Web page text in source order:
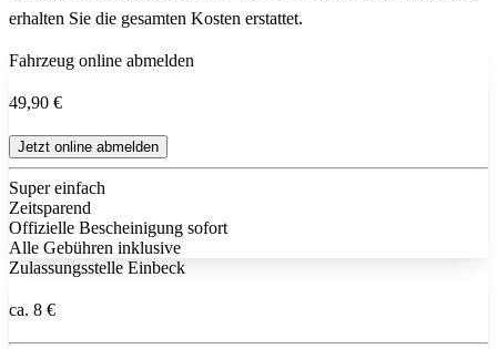
erhalten Sie die gesamten Kosten erstattet.
Fahrzeug online abmelden
49,90 €
Jetzt online abmelden
Super einfach
Zeitsparend
Offizielle Bescheinigung sofort
Alle Gebühren inklusive
Zulassungsstelle Einbeck
ca. 8 €